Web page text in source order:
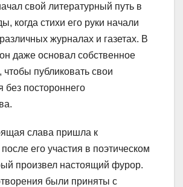
свой литературный путь в
когда стихи его руки начали
журналах и газетах. В
даже основал собственное
чтобы публиковать свои
без постороннего
слава пришла к
его участия в поэтическом
произвел настоящий фурор.
были приняты с